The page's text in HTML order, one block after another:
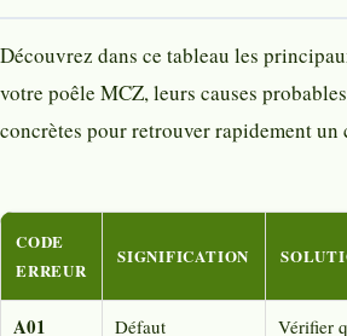
Découvrez dans ce tableau les
votre poêle MCZ, leurs causes
concrètes pour retrouver rapidement un
CODE
ERREUR
SIGNIFICATION
A01
Défaut
Vérifier